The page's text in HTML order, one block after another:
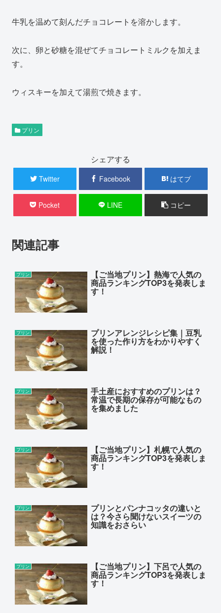
牛乳を温めて刻んだチョコレートを溶かします。
次に、卵と砂糖を混ぜてチョコレートミルクを加えま
す。
ウィスキーを加えて湯煎で焼きます。
プリン
シェアする
Twitter Facebook はてブ
Pocket LINE コピー
関連記事
プリン 【ご当地プリン】熱海で人気の
商品ランキングTOP3を発表しま
す！
プリン プリンアレンジレシピ集｜豆乳
を使った作り方をわかりやすく
解説！
プリン 手土産におすすめのプリンは？
常温で長期の保存が可能なもの
を集めました
プリン 【ご当地プリン】札幌で人気の
商品ランキングTOP3を発表しま
す！
プリン プリンとパンナコッタの違いと
は？今さら聞けないスイーツの
知識をおさらい
プリン 【ご当地プリン】下呂で人気の
商品ランキングTOP3を発表しま
す！